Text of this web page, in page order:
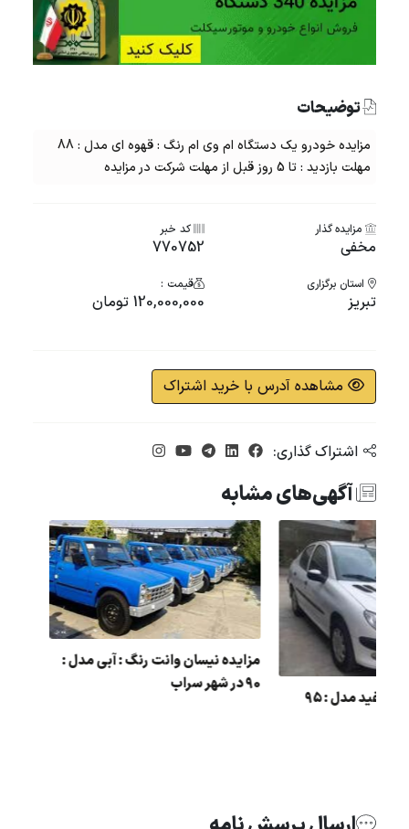
توضیحات
مزایده خودرو یک دستگاه ام وی ام رنگ : قهوه ای مدل : 88
مهلت بازدید : تا 5 روز قبل از مهلت شرکت در مزایده
مزایده گذار
مخفی
کد خبر
770752
استان برگزاری
تبریز
قیمت :
120,000,000 تومان
مشاهده آدرس با خرید اشتراک
اشتراک گذاری:
آگهی‌های مشابه
مزایده نیسان وانت رنگ :
مزایده 206 رنگ : سفید مدل : 95